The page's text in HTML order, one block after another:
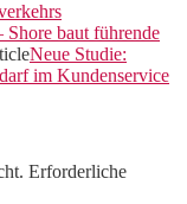
Shore baut führende
Neue Studie:
im Kundenservice
Erforderliche